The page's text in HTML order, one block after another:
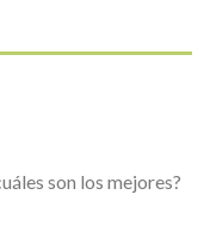
son los mejores?